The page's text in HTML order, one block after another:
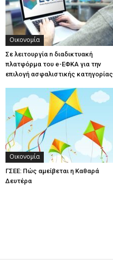
Οικονομία
Σε λειτουργία n διαδικτυακή
πλατφόρμα του e-ΕΦΚΑ για την
επιλογή ασφαλιστικής κατηγορίας
Οικονομία
ΓΣΕΕ: Πώς αμείβεται η Καθαρά
Δευτέρα